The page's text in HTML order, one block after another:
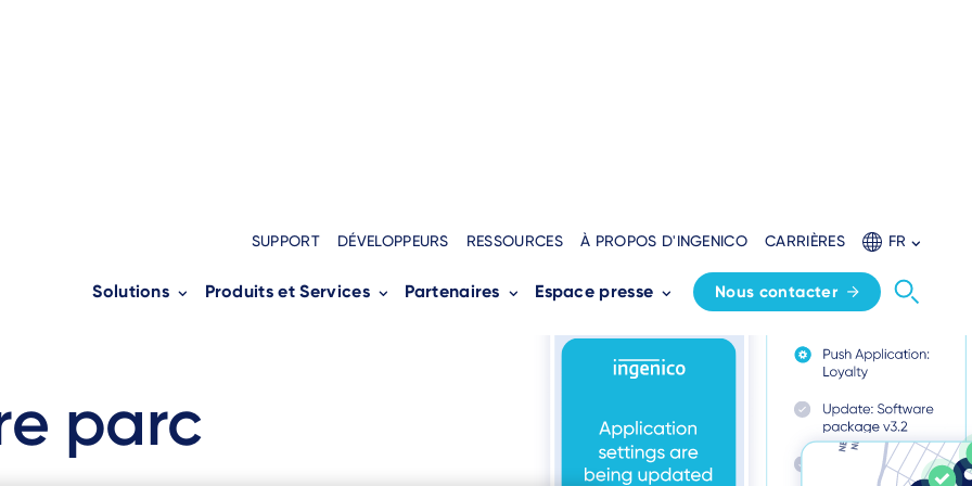
SUPPORT DÉVELOPPEURS RESSOURCES À PROPOS D'INGENICO CARRIÈRES FR
Solutions Produits et Services Partenaires Espace presse Nous contacter
parc
centralisée des terminaux